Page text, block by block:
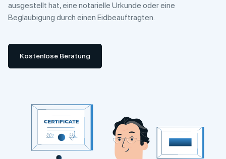
ausgestellt hat, eine notarielle Urkunde oder eine
Beglaubigung durch einen Eidbeauftragten.
Kostenlose Beratung